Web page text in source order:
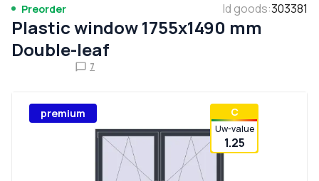
Preorder Id goods:303381
Plastic window 1755x1490 mm
Double-leaf
7
premium С
Uw-value
1.25